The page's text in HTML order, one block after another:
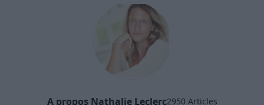
A propos Nathalie Leclerc2950 Articles